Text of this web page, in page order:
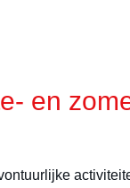
en